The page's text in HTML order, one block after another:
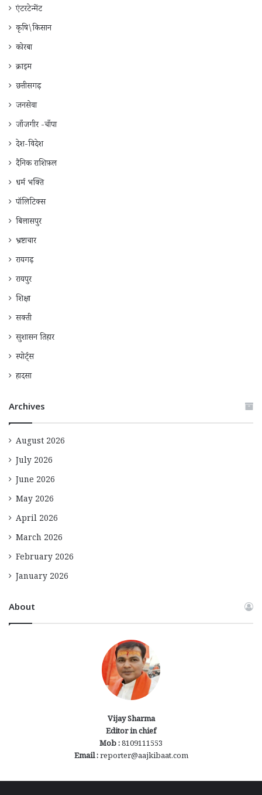
एंटरटेन्मेंट
कृषि\किसान
कोरबा
क्राइम
छत्तीसगढ़
जनसेवा
जाँजगीर -चाँपा
देश-विदेश
दैनिक राशिफ़ल
धर्म भक्ति
पॉलिटिक्स
बिलासपुर
भ्रष्टाचार
रायगढ़
रायपुर
शिक्षा
सक्ती
सुशासन तिहार
स्पोर्ट्स
हादसा
Archives
August 2026
July 2026
June 2026
May 2026
April 2026
March 2026
February 2026
January 2026
About
Vijay Sharma
Editor in chief
Mob :8109111553
Email :reporter@aajkibaat.com